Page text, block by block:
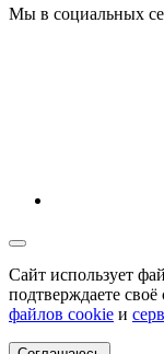
Мы в социальных
Сайт использует
подтверждаете своё
файлов cookie и